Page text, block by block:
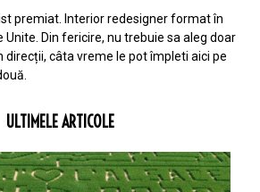
premiat. Interior redesigner format în
Unite. Din fericire, nu trebuie sa aleg doar
direcții, câta vreme le pot împleti aici pe
ULTIMELE ARTICOLE